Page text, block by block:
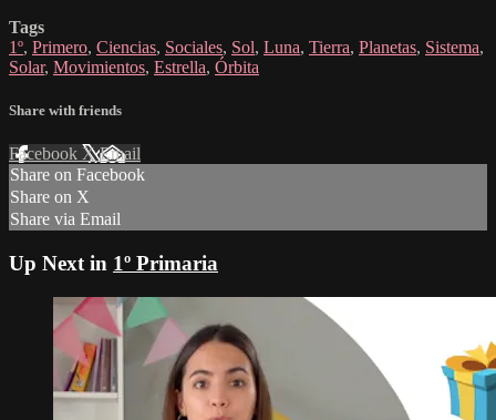
Tags
1º, Primero, Ciencias, Sociales, Sol, Luna, Tierra, Planetas, Sistema,
Solar, Movimientos, Estrella, Órbita
Share with friends
Facebook XEmail
Share on Facebook
Share on X
Share via Email
Up Next in 1º Primaria